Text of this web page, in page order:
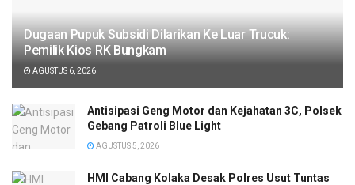
‎Dugaan Pupuk Subsidi Dilarikan Ke Luar Trucuk:
Pemilik Kios RK Bungkam
AGUSTUS 6, 2026
Antisipasi Geng Motor dan Kejahatan 3C, Polsek
Gebang Patroli Blue Light
AGUSTUS 5, 2026
HMI Cabang Kolaka Desak Polres Usut Tuntas